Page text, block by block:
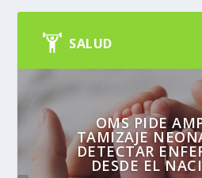
SALUD
OMS PIDE
TAMIZAJE
DETECTAR
DESDE EL